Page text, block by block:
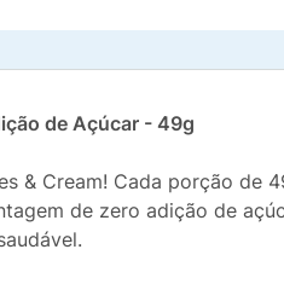
de Açúcar - 49g
& Cream! Cada porção de
de zero adição de